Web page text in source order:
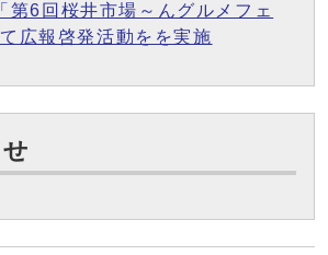
第6回桜井市場～んグルメフェ
広報啓発活動をを実施